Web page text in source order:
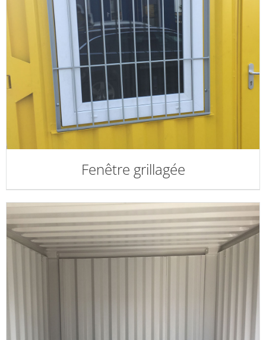
Fenêtre grillagée